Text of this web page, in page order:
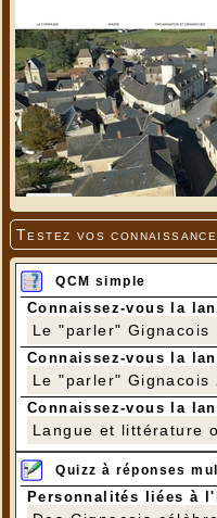
Testez vos
QCM simple
Connaissez-vous la
Le "parler" Gignacois
Connaissez-vous la
Le "parler" Gignacois
Connaissez-vous la
Langue et littérature
Quizz à réponses
Personnalités liées à